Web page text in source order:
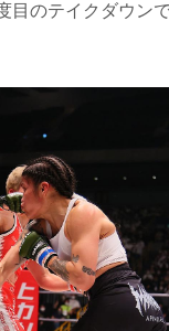
目のテイクダウン